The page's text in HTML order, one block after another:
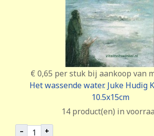
€ 0,65 per stuk bij aankoop van
Het wassende water. Juke Hudig
10.5x15cm
14 product(en) in
– +